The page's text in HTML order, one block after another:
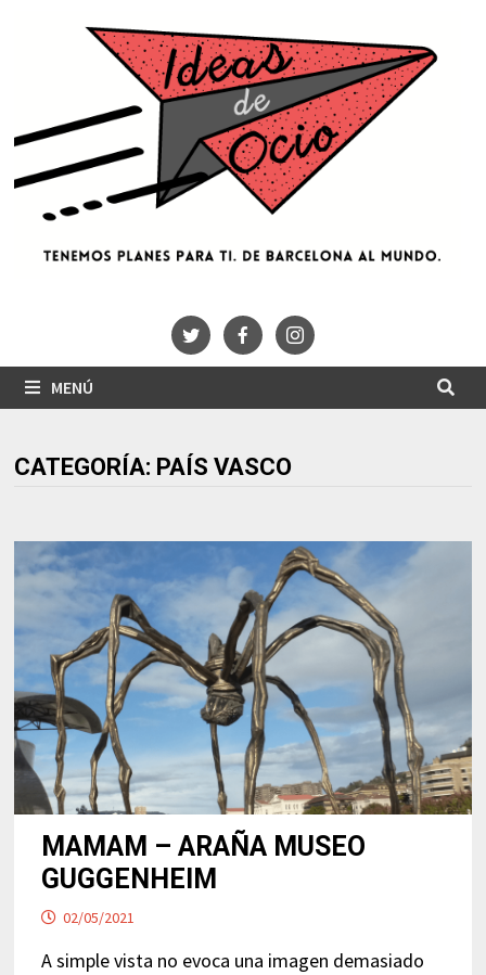
MENÚ
CATEGORÍA: PAÍS VASCO
MAMAM – ARAÑA MUSEO
GUGGENHEIM
02/05/2021
A simple vista no evoca una imagen demasiado